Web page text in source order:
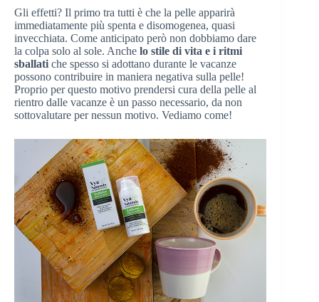
Gli effetti? Il primo tra tutti è che la pelle apparirà
immediatamente più spenta e disomogenea, quasi
invecchiata. Come anticipato però non dobbiamo dare
la colpa solo al sole. Anche lo stile di vita e i ritmi
sballati che spesso si adottano durante le vacanze
possono contribuire in maniera negativa sulla pelle!
Proprio per questo motivo prendersi cura della pelle al
rientro dalle vacanze è un passo necessario, da non
sottovalutare per nessun motivo. Vediamo come!